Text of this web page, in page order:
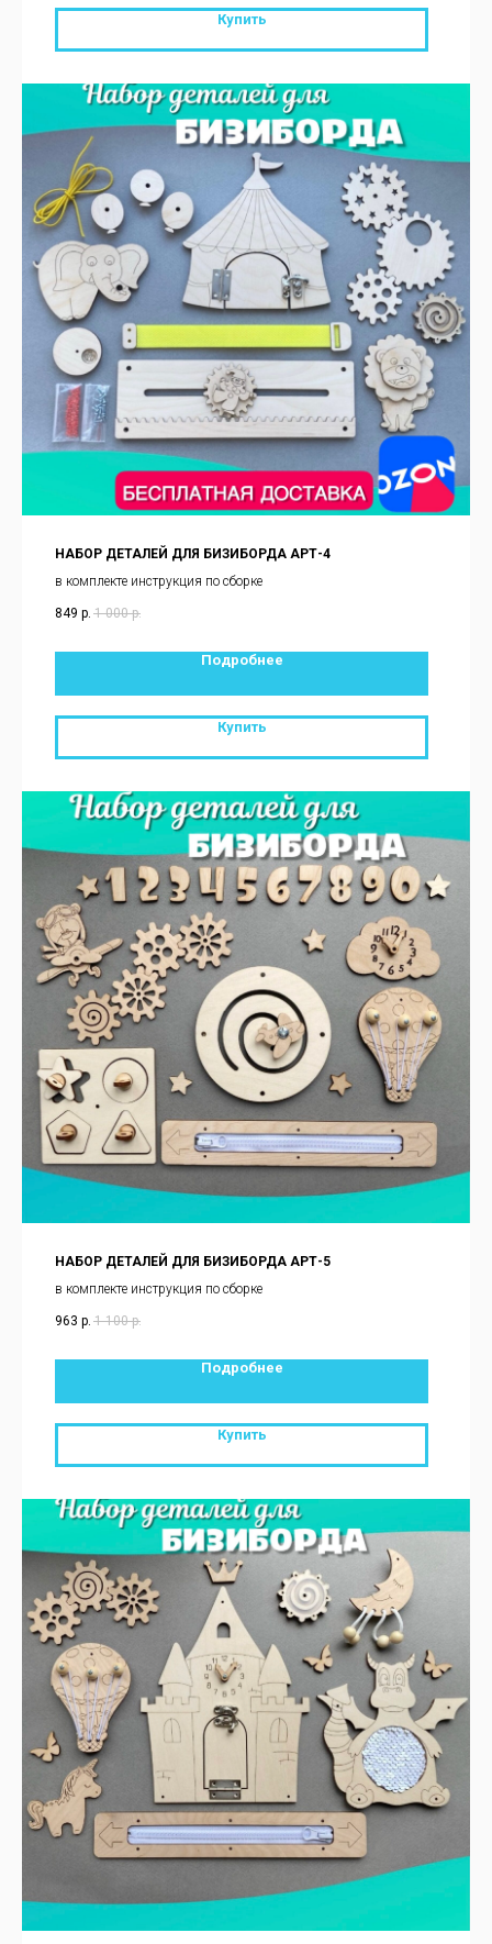
Купить
НАБОР ДЕТАЛЕЙ ДЛЯ БИЗИБОРДА АРТ-4
в комплекте инструкция по сборке
849 р. 1 000 р.
Подробнее
Купить
НАБОР ДЕТАЛЕЙ ДЛЯ БИЗИБОРДА АРТ-5
в комплекте инструкция по сборке
963 р. 1 100 р.
Подробнее
Купить